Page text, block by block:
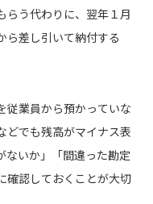
らう代わりに、翌年１月
ら差し引いて納付する
従業員から預かっていな
どでも残高がマイナス表
ないか」「間違った勘定
確認しておくことが大切